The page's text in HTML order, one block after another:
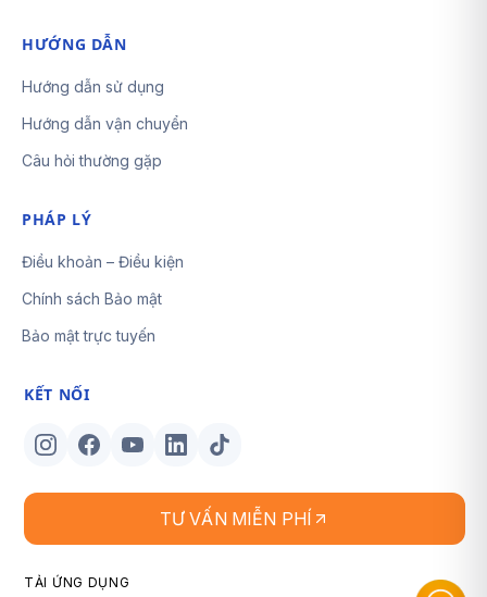
HƯỚNG DẪN
Hướng dẫn sử dụng
Hướng dẫn vận chuyển
Câu hỏi thường gặp
PHÁP LÝ
Điều khoản – Điều kiện
Chính sách Bảo mật
Bảo mật trực tuyến
KẾT NỐI
TƯ VẤN MIỄN PHÍ
TẢI ỨNG DỤNG